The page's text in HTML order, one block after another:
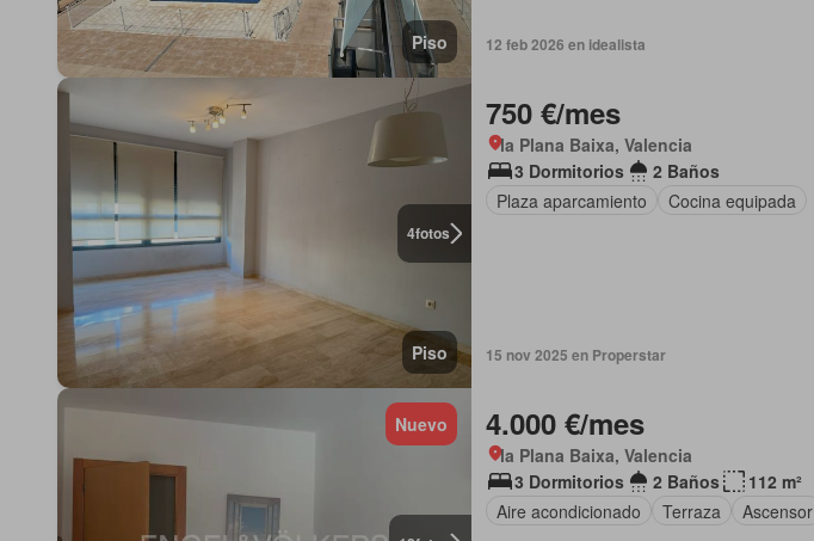
Piso 12 feb 2026 en idealista
4fotos
Piso
750 €/mes
la Plana Baixa, Valencia
3 Dormitorios
2 Baños
Plaza aparcamiento
Cocina equipada
15 nov 2025 en Properstar
Nuevo 4.000 €/mes
la Plana Baixa, Valencia
3 Dormitorios
2 Baños
112 m²
Aire acondicionado
Terraza Ascensor